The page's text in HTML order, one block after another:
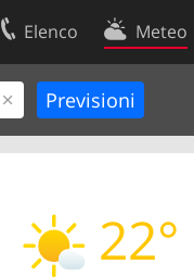
Elenco Meteo
22°
Contatti
Condizioni d’uso